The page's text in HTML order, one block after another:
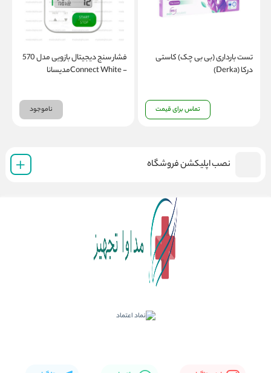
تست بارداری (بی بی چک) کاستی
درکا (Derka)
تماس برای قیمت
فشار سنج دیجیتال بازویی مدل 570
- Connect Whiteمدیسانا
ناموجود
نصب اپلیکشن فروشگاه